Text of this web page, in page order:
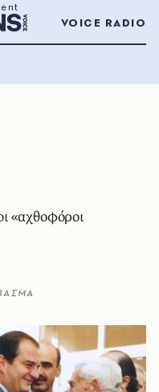
VOICE RADIO
«αχθοφόροι